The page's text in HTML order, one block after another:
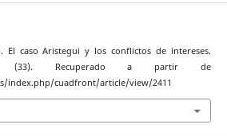
El caso Aristegui y los conflictos de intereses.
Recuperado a partir de
index.php/cuadfront/article/view/2411